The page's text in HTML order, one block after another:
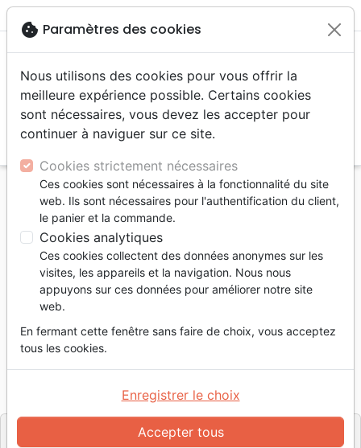
menu
Accueil Livres
Ethique, société, politique
Sexualité
Genre (Le) - Destin, construction, vocation ?
[collection Terre Nouvelle]
Le Genre
Destin, construction, vocation ?
[collection Terre Nouvelle]
Auteur :David Brown
cookie Paramètres des cookies
Nous utilisons des cookies pour vous offrir la
meilleure expérience possible. Certains cookies
sont nécessaires, vous devez les accepter pour
continuer à naviguer sur ce site.
Cookies strictement nécessaires
Ces cookies sont nécessaires à la fonctionnalité du site
web. Ils sont nécessaires pour l'authentification du client,
le panier et la commande.
Cookies analytiques
Ces cookies collectent des données anonymes sur les
visites, les appareils et la navigation. Nous nous
appuyons sur ces données pour améliorer notre site
web.
En fermant cette fenêtre sans faire de choix, vous acceptez
tous les cookies.
Accepter tous
Enregistrer le choix